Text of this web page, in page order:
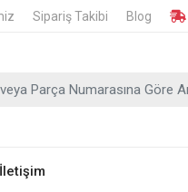
Sipariş Takibi Blog
İletişim